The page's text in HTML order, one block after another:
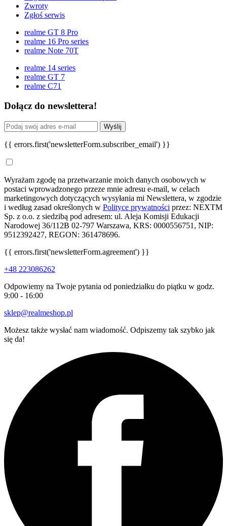
Zwroty
Zgłoś serwis
realme GT 8 Pro
realme 16 Pro series
realme Note 70T
realme 14 series
realme GT 7
realme C71
Dołącz do newslettera!
Wyślij
{{ errors.first('newsletterForm.subscriber_email') }}
Wyrażam zgodę na przetwarzanie moich danych osobowych w
postaci wprowadzonego przeze mnie adresu e-mail, w celach
marketingowych dotyczących wysyłania mi Newslettera, w zgodzie
i według zasad określonych w Polityce prywatności przez: NEXTM
Sp. z o.o. z siedzibą pod adresem: ul. Aleja Komisji Edukacji
Narodowej 36/112B 02-797 Warszawa, KRS: 0000556751, NIP:
9512392427, REGON: 361478696.
{{ errors.first('newsletterForm.agreement') }}
+48 223086262
Odpowiemy na Twoje pytania od poniedziałku do piątku w godz.
9:00 - 16:00
sklep@realmeshop.pl
Możesz także wysłać nam wiadomość. Odpiszemy tak szybko jak
się da!